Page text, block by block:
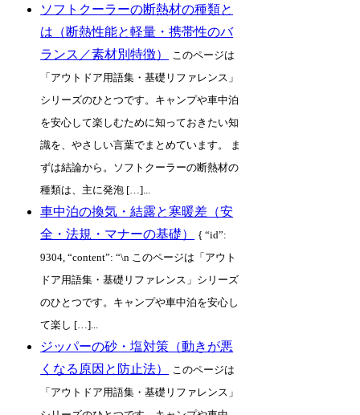
ソフトクーラーの断熱材の種類と
は（断熱性能と軽量・携帯性のバ
ランス／素材別特徴）
このページは
「アウトドア用語集・基礎リファレンス」
シリーズのひとつです。キャンプや車中泊
を安心して楽しむために知っておきたい知
識を、やさしい言葉でまとめています。 ま
ずは結論から。ソフトクーラーの断熱材の
種類は、主に発泡 […]...
車中泊の換気・結露と寒暖差（安
全・法規・マナーの基礎）
{ “id”:
9304, “content”: “\n このページは「アウト
ドア用語集・基礎リファレンス」シリーズ
のひとつです。キャンプや車中泊を安心し
て楽し […]...
ジッパーの砂・塩対策（動きが悪
くなる原因と防止法）
このページは
「アウトドア用語集・基礎リファレンス」